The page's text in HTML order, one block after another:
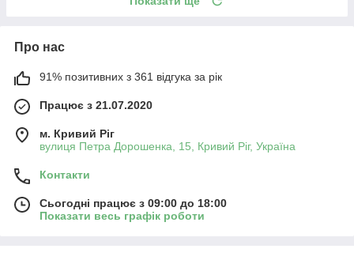
Про нас
91% позитивних з 361 відгука за рік
Працює з 21.07.2020
м. Кривий Ріг
вулиця Петра Дорошенка, 15, Кривий Ріг, Україна
Контакти
Сьогодні працює з 09:00 до 18:00
Показати весь графік роботи